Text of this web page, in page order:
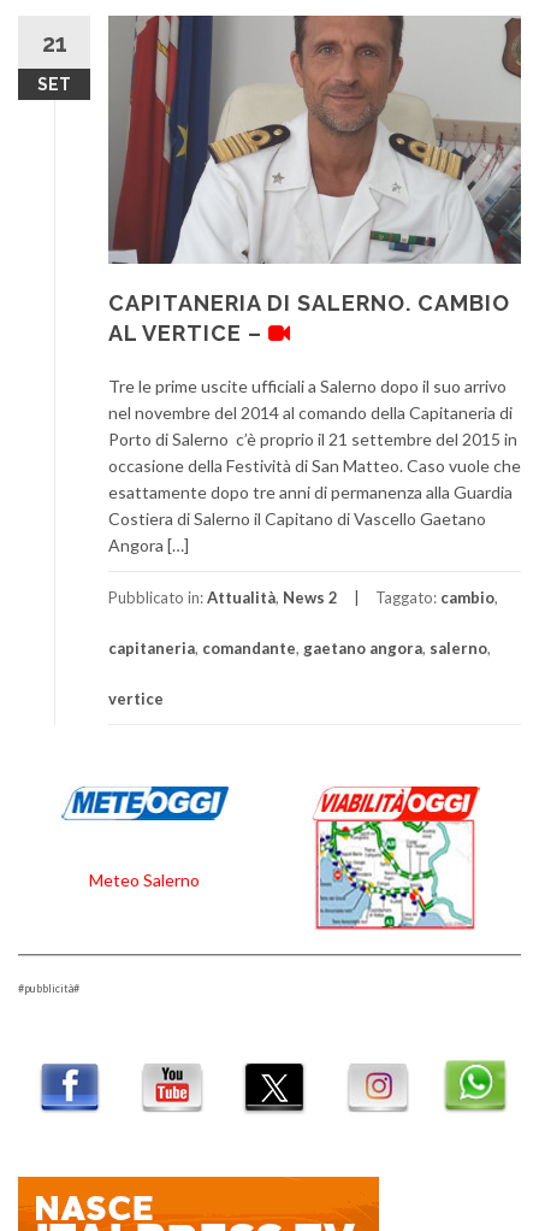
21
SET
CAPITANERIA DI SALERNO. CAMBIO
AL VERTICE –
Tre le prime uscite ufficiali a Salerno dopo il suo arrivo
nel novembre del 2014 al comando della Capitaneria di
Porto di Salerno c’è proprio il 21 settembre del 2015 in
occasione della Festività di San Matteo. Caso vuole che
esattamente dopo tre anni di permanenza alla Guardia
Costiera di Salerno il Capitano di Vascello Gaetano
Angora […]
Pubblicato in:Attualità, News 2 Taggato: cambio,
capitaneria, comandante, gaetano angora, salerno,
vertice
Meteo Salerno
#pubblicità#